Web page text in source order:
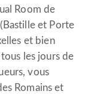
Room de
et Porte
et bien
les jours de
vous
Romains et